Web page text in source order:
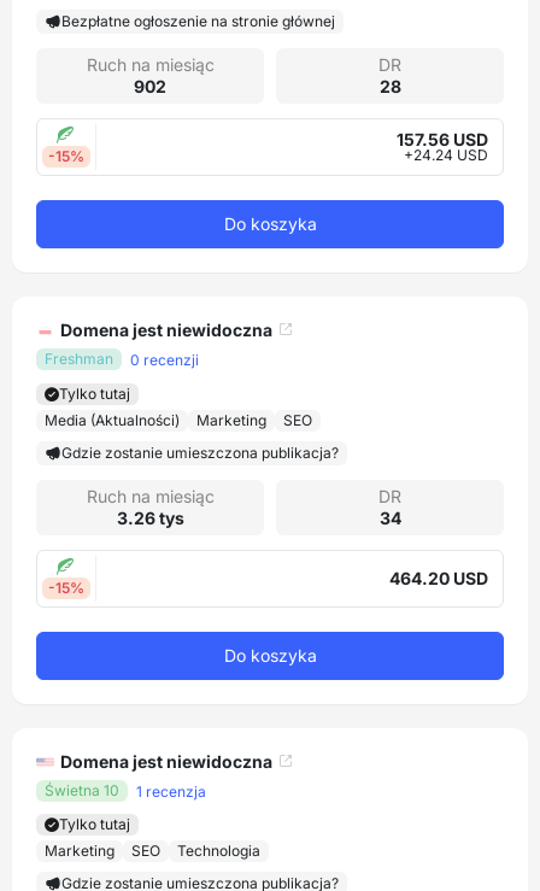
Bezpłatne ogłoszenie na stronie głównej
Ruch na miesiąc
902
DR
28
-15%
157.56 USD
+24.24 USD
Do koszyka
Domena jest niewidoczna
Freshman
0 recenzji
Tylko tutaj
Media (Aktualności)
Marketing
SEO
Gdzie zostanie umieszczona publikacja?
Ruch na miesiąc
3.26 tys
DR
34
-15% 464.20 USD
Do koszyka
Domena jest niewidoczna
Świetna 10
1 recenzja
Tylko tutaj
Marketing
SEO
Technologia
Gdzie zostanie umieszczona publikacja?